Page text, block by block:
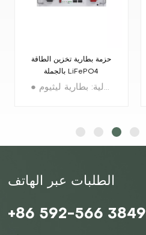
حزمة بطارية تخزين الطاقة
بالجملة LiFePO4
● سلامة عالية: بطارية ليثيوم LiFePO4 عالية الجودة من الدرجة A+ ● حياة طويلة: ≧6000 دورة ● BMS المدمج: نظام الإدارة الذكي ● الاتصالات: RS485، يمكن دعم الاتصالات ● تصميم وحدات يسمح بالتوسيع، الحد الأقصى لعدد المجموعات/إجمالي الطاقة: ×16 ● الاعتماد: IEC62619 / UL1973 / UL9540A / CE-EMC / UN38.3 / FCC
التعرف على
المزيد
الطلبات عبر الهاتف
+86 592-566 3849